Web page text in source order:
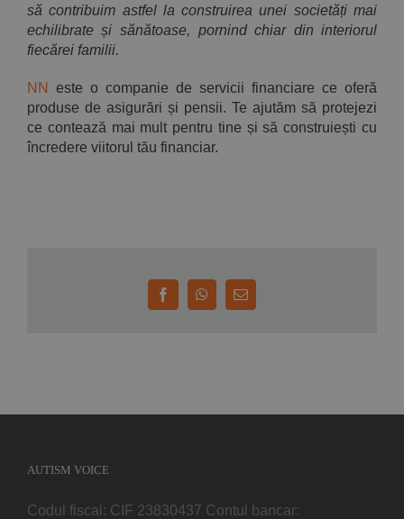
să contribuim astfel la construirea unei societăți mai
echilibrate și sănătoase, pornind chiar din interiorul
fiecărei familii.
NN
este o companie de servicii financiare ce oferă
produse de asigurări și pensii. Te ajutăm să protejezi
ce contează mai mult pentru tine și să construiești cu
încredere viitorul tău financiar.
FacebookWhatsApp
E-
mail:
AUTISM VOICE
Codul fiscal: CIF 23830437 Contul bancar: